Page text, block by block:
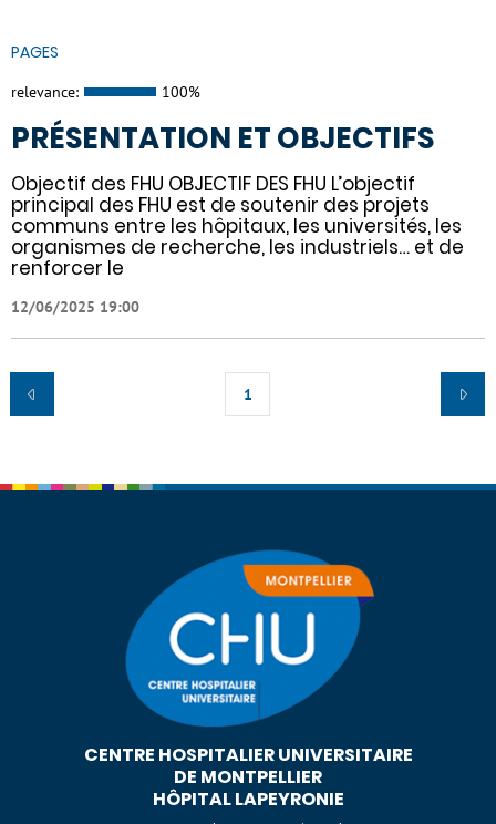
PAGES
relevance: 100%
PRÉSENTATION ET OBJECTIFS
Objectif des FHU OBJECTIF DES FHU L’objectif
principal des FHU est de soutenir des projets
communs entre les hôpitaux, les universités, les
organismes de recherche, les industriels… et de
renforcer le
12/06/2025 19:00
1
CENTRE HOSPITALIER UNIVERSITAIRE
DE MONTPELLIER
HÔPITAL LAPEYRONIE